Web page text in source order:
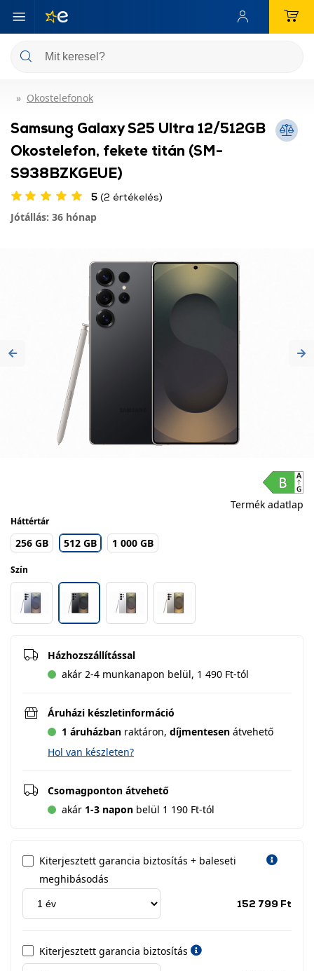
Okostelefonok
Samsung Galaxy S25 Ultra 12/512GB
Okostelefon, fekete titán (SM-
S938BZKGEUE)
5 (2 értékelés)
Jótállás: 36 hónap
Previous
Termék adatlap
Háttértár
256 GB 512 GB 1 000 GB
Szín
Házhozszállítással
akár 2-4 munkanapon belül, 1 490 Ft-tól
Áruházi készletinformáció
1 áruházban raktáron, díjmentesen átvehető
Hol van készleten?
Csomagponton átvehető
akár 1-3 napon belül 1 190 Ft-tól
Kiterjesztett garancia biztosítás + baleseti
meghibásodás
152 799 Ft
Kiterjesztett garancia biztosítás